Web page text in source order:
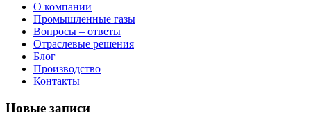
О компании
Промышленные газы
Вопросы – ответы
Отраслевые решения
Блог
Производство
Контакты
Новые записи